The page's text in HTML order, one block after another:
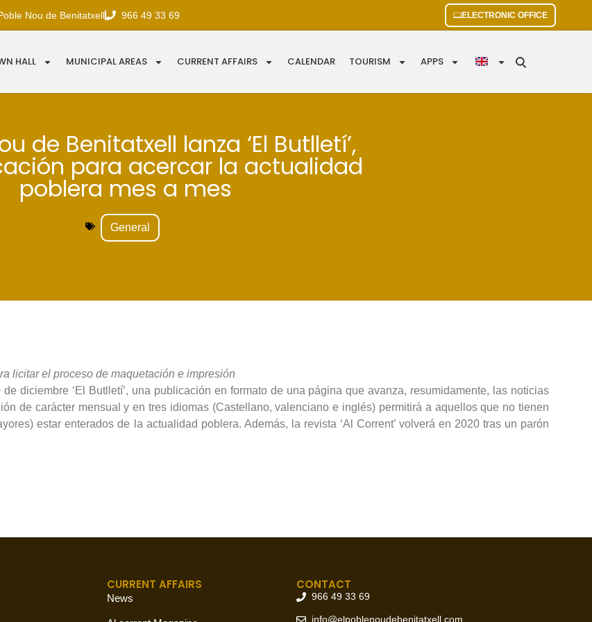
Nou de Benitatxell 966 49 33 69 ELECTRONIC OFFICE
HALL MUNICIPAL AREAS CURRENT AFFAIRS CALENDAR TOURISM APPS
de Benitatxell lanza ‘El Butlletí’,
para acercar la actualidad
poblera mes a mes
General
licitar el proceso de maquetación e impresión
diciembre ‘El Butlletí’, una publicación en formato de una página que avanza, resumidamente, las noticias
de carácter mensual y en tres idiomas (Castellano, valenciano e inglés) permitirá a aquellos que no tienen
estar enterados de la actualidad poblera. Además, la revista ‘Al Corrent’ volverá en 2020 tras un parón
CURRENT AFFAIRS
News
CONTACT
966 49 33 69
info@elpoblenoudebenitatxell.com